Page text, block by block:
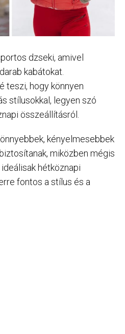
dzseki, amivel
kabátokat.
teszi, hogy könnyen
stílusokkal, legyen szó
összeállításról.
kényelmesebbek
miközben mégis
hétköznapi
fontos a stílus és a